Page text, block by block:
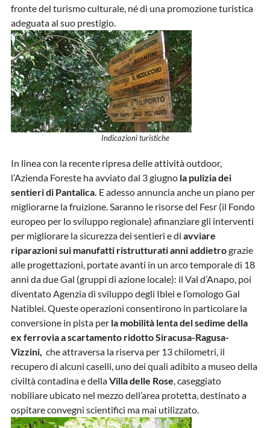
fronte del turismo culturale, né di una promozione turistica
adeguata al suo prestigio.
Indicazioni turistiche
In linea con la recente ripresa delle attività outdoor,
l’Azienda Foreste ha avviato dal 3 giugnola pulizia dei
sentieri di Pantalica. E adesso annuncia anche un piano per
migliorarne la fruizione. Saranno le risorse del Fesr (il Fondo
europeo per lo sviluppo regionale) afinanziare gli interventi
per migliorare la sicurezza dei sentieri e di avviare
riparazioni sui manufatti ristrutturati anni addietrograzie
alle progettazioni, portate avanti in un arco temporale di 18
anni da due Gal (gruppi di azione locale): il Val d’Anapo, poi
diventato Agenzia di sviluppo degli Iblei e l’omologo Gal
Natiblei. Queste operazioni consentirono in particolare la
conversione in pista perla mobilità lenta del sedime della
ex ferrovia a scartamento ridotto Siracusa-Ragusa-
Vizzini, che attraversa la riserva per 13 chilometri, il
recupero di alcuni caselli, uno dei quali adibito a museo della
civiltà contadina e dellaVilla delle Rose, caseggiato
nobiliare ubicato nel mezzo dell’area protetta, destinato a
ospitare convegni scientifici ma mai utilizzato.